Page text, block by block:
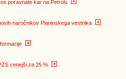
poravnate kar na Petrolu
naročnikov Planinskega vestnika
cenejši za 25 %